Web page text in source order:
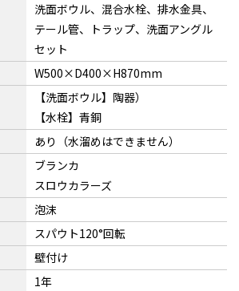
洗面ボウル、混合水栓、排水金具、
テール管、トラップ、洗面アングル
セット
W500×D400×H870mm
【洗面ボウル】陶器）
【水栓】青銅
あり（水溜めはできません）
ブランカ
スロウカラーズ
泡沫
スパウト120°回転
壁付け
1年